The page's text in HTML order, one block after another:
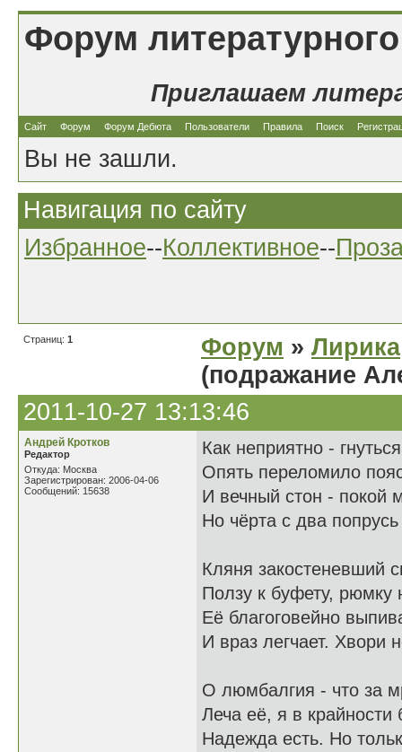
Форум
Приглашаем
Сайт Форум Форум Дебюта Пользователи Правила Поиск
Вы не зашли.
Навигация по сайту
Избранное--Коллективное--
Страниц: 1 Форум » Лирика
(подражание
2011-10-27 13:13:46
Андрей Кротков
Редактор
Откуда: Москва
Зарегистрирован: 2006-04-06
Сообщений: 15638
Как неприятно -
Опять переломило
И вечный стон - покой
Но чёрта с два
Кляня закостеневший
Ползу к буфету, рюмку
Её благоговейно
И враз легчает. Хвори
О люмбалгия - что за
Леча её, я в крайности
Надежда есть. Но